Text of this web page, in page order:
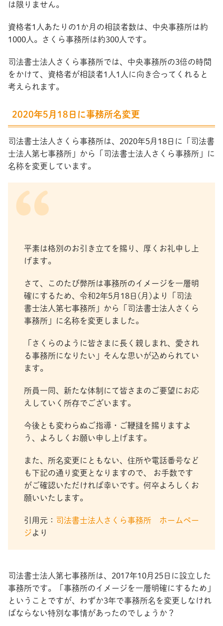
は限りません。
資格者1人あたりの1か月の相談者数は、中央事務所は約
1000人。さくら事務所は約300人です。
司法書士法人さくら事務所では、中央事務所の3倍の時間
をかけて、資格者が相談者1人1人に向き合ってくれると
考えられます。
2020年5月18日に事務所名変更
司法書士法人さくら事務所は、2020年5月18日に「司法書
士法人第七事務所」から「司法書士法人さくら事務所」に
名称を変更しています。
平素は格別のお引き立てを賜り、厚くお礼申し上
げます。
さて、このたび弊所は事務所のイメージを一層明
確にするため、令和2年5月18日(月)より「司法
書士法人第七事務所」から「司法書士法人さくら
事務所」に名称を変更しました。
「さくらのように皆さまに長く親しまれ、愛され
る事務所になりたい」そんな思いが込められてい
ます。
所員一同、新たな体制にて皆さまのご要望にお応
えしていく所存でございます。
今後とも変わらぬご指導・ご鞭撻を賜りますよ
う、よろしくお願い申し上げます。
また、所名変更にともない、住所や電話番号など
も下記の通り変更となりますので、 お手数です
がご確認いただければ幸いです。何卒よろしくお
願いいたします。
引用元： 司法書士法人さくら事務所 ホームペー
ジより
司法書士法人第七事務所は、2017年10月25日に設立した
事務所です。「事務所のイメージを一層明確にするため」
ということですが、わずか3年で事務所名を変更しなけれ
ばならない特別な事情があったのでしょうか？